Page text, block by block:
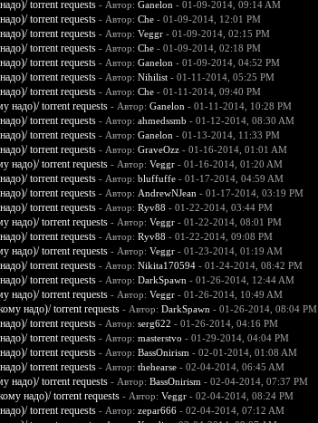
torrent requests - Автор: Ganelon - 01-09-2014, 09:14 AM
torrent requests - Автор: Che- 01-09-2014, 12:01 PM
torrent requests - Автор: Veggr- 01-09-2014, 02:15 PM
torrent requests - Автор: Che- 01-09-2014, 02:18 PM
torrent requests - Автор: Ganelon - 01-09-2014, 04:52 PM
torrent requests - Автор: Nihilist- 01-11-2014, 05:25 PM
torrent requests - Автор: Che- 01-11-2014, 09:40 PM
надо)/ torrent requests - Автор: Ganelon - 01-11-2014, 10:28 PM
torrent requests - Автор: ahmedssmb - 01-12-2014, 08:30 AM
torrent requests - Автор: Ganelon - 01-13-2014, 11:33 PM
torrent requests - Автор: GraveOzz- 01-16-2014, 01:01 AM
надо)/ torrent requests - Автор: Veggr- 01-16-2014, 01:20 AM
torrent requests - Автор: bluffuffe- 01-17-2014, 04:59 AM
torrent requests - Автор: AndrewNJean - 01-17-2014, 03:19 PM
torrent requests - Автор: Ryv88 - 01-22-2014, 03:44 PM
надо)/ torrent requests - Автор: Veggr- 01-22-2014, 08:01 PM
torrent requests - Автор: Ryv88 - 01-22-2014, 09:08 PM
надо)/ torrent requests - Автор: Veggr- 01-23-2014, 01:19 AM
torrent requests - Автор: Nikita170594- 01-24-2014, 08:42 PM
torrent requests - Автор: DarkSpawn - 01-26-2014, 12:44 AM
надо)/ torrent requests - Автор: Veggr- 01-26-2014, 10:49 AM
надо)/ torrent requests - Автор: DarkSpawn - 01-26-2014, 08:04 PM
torrent requests - Автор: serg622 - 01-26-2014, 04:16 PM
torrent requests - Автор: masterstvo - 01-29-2014, 04:04 PM
torrent requests - Автор: BassOnirism - 02-01-2014, 01:08 AM
torrent requests - Автор: thehearse- 02-04-2014, 06:45 AM
надо)/ torrent requests - Автор: BassOnirism - 02-04-2014, 07:37 PM
надо)/ torrent requests - Автор: Veggr- 02-04-2014, 08:24 PM
torrent requests - Автор: zepar666- 02-04-2014, 07:12 AM